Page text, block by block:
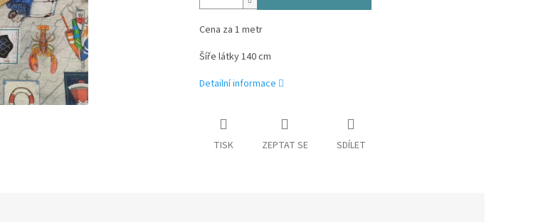
Cena za 1 metr
Šíře látky 140 cm
Detailní informace
TISK ZEPTAT SE SDÍLET